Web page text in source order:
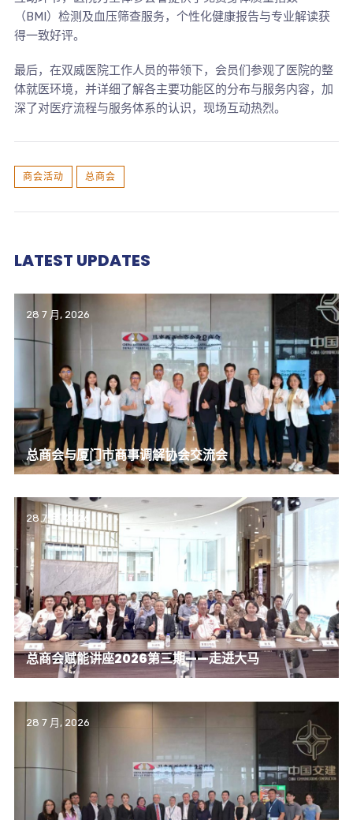
（BMI）检测及血压筛查服务，个性化健康报告与专业解读获
得一致好评。
最后，在双威医院工作人员的带领下，会员们参观了医院的整
体就医环境，并详细了解各主要功能区的分布与服务内容，加
深了对医疗流程与服务体系的认识，现场互动热烈。
商会活动 总商会
LATEST UPDATES
28 7 月, 2026
总商会与厦门市商事调解协会交流会
28 7 月, 2026
总商会赋能讲座2026第三期——走进大马
28 7 月, 2026